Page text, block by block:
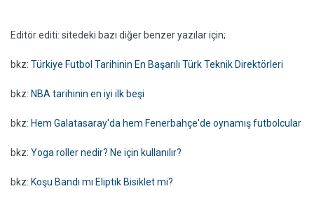
Editör editi: sitedeki bazı diğer benzer yazılar için;
bkz: Türkiye Futbol Tarihinin En Başarılı Türk Teknik Direktörleri
bkz: NBA tarihinin en iyi ilk beşi
bkz: Hem Galatasaray'da hem Fenerbahçe'de oynamış futbolcular
bkz: Yoga roller nedir? Ne için kullanılır?
bkz: Koşu Bandı mı Eliptik Bisiklet mi?